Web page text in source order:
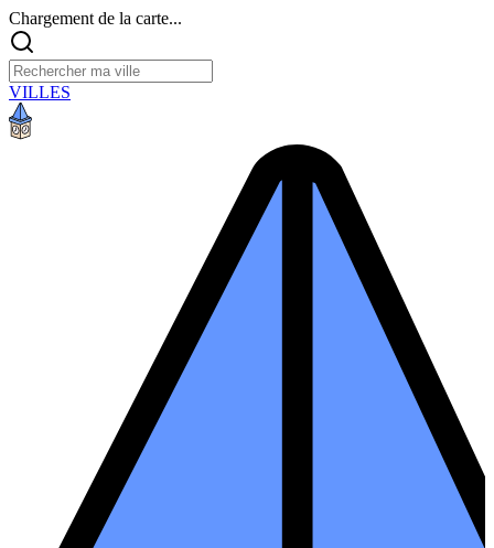
Chargement de la carte...
VILLES